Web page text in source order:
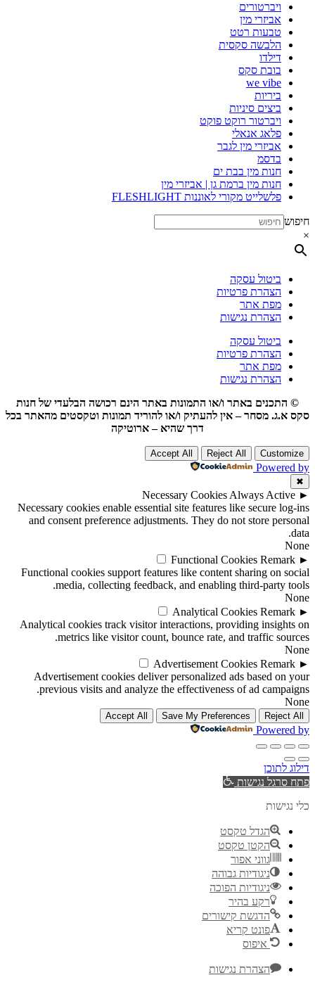
ויברטורים
אביזרי מין
טבעות רטט
הלבשה סקסית
דילדו
בובת סקס
we vibe
ביריות
ביצים סיניות
ויברטור רוקט פוקט
פלאג אנאלי
אביזרי מין לגבר
בדסמ
חנות מין בבת ים
חנות מין ברמת גן | אביזרי מין
פלשלייט מקורי לאוננות FLESHLIGHT
חיפוש
×
ביטול עסקה
הצהרת פרטיות
מפת אתר
הצהרת נגישות
ביטול עסקה
הצהרת פרטיות
מפת אתר
הצהרת נגישות
© התכנים באתר ו/או התמונות באתר הינם רכושה הבלעדי של חנות
סקס א.ג. מסחר – אין להעתיק ו/או להוריד תמונות וטקסטים מהאתר בכל
דרך שהיא – ארוטיקה
Customize
Reject All
Accept All
Powered by
✖
►
Necessary Cookies Always Active
Necessary cookies enable essential site features like secure log-ins
and consent preference adjustments. They do not store personal
data.
None
►
Functional Cookies Remark
Functional cookies support features like content sharing on social
media, collecting feedback, and enabling third-party tools.
None
►
Analytical Cookies Remark
Analytical cookies track visitor interactions, providing insights on
metrics like visitor count, bounce rate, and traffic sources.
None
►
Advertisement Cookies Remark
Advertisement cookies deliver personalized ads based on your
previous visits and analyze the effectiveness of ad campaigns.
None
Reject All
Save My Preferences
Accept All
Powered by
דילוג לתוכן
פתח סרגל נגישות
כלי נגישות
הגדל טקסט
הקטן טקסט
גווני אפור
ניגודיות גבוהה
ניגודיות הפוכה
רקע בהיר
הדגשת קישורים
פונט קריא
איפוס
הצהרת נגישות